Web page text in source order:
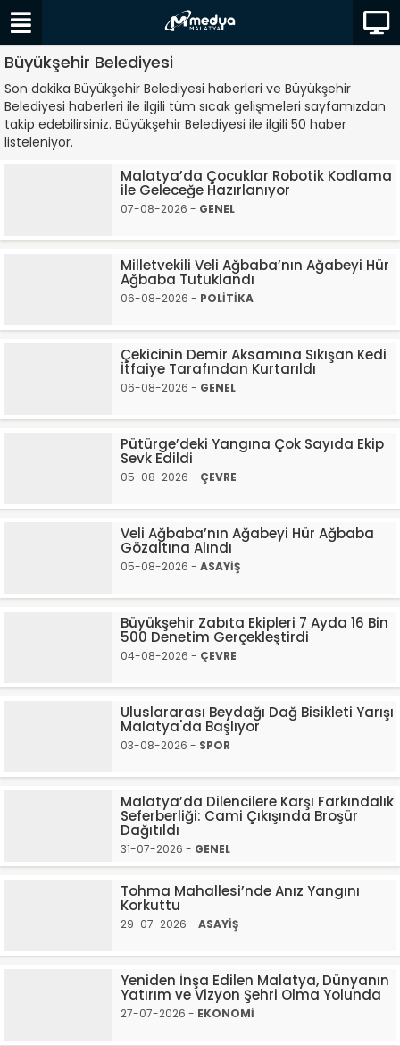
Büyükşehir Belediyesi
Son dakika Büyükşehir Belediyesi haberleri ve Büyükşehir
Belediyesi haberleri ile ilgili tüm sıcak gelişmeleri sayfamızdan
takip edebilirsiniz. Büyükşehir Belediyesi ile ilgili 50 haber
listeleniyor.
Malatya’da Çocuklar Robotik Kodlama
ile Geleceğe Hazırlanıyor
07-08-2026 - GENEL
Milletvekili Veli Ağbaba’nın Ağabeyi Hür
Ağbaba Tutuklandı
06-08-2026 - POLİTİKA
Çekicinin Demir Aksamına Sıkışan Kedi
İtfaiye Tarafından Kurtarıldı
06-08-2026 - GENEL
Pütürge’deki Yangına Çok Sayıda Ekip
Sevk Edildi
05-08-2026 - ÇEVRE
Veli Ağbaba’nın Ağabeyi Hür Ağbaba
Gözaltına Alındı
05-08-2026 - ASAYİŞ
Büyükşehir Zabıta Ekipleri 7 Ayda 16 Bin
500 Denetim Gerçekleştirdi
04-08-2026 - ÇEVRE
Uluslararası Beydağı Dağ Bisikleti Yarışı
Malatya'da Başlıyor
03-08-2026 - SPOR
Malatya’da Dilencilere Karşı Farkındalık
Seferberliği: Cami Çıkışında Broşür
Dağıtıldı
31-07-2026 - GENEL
Tohma Mahallesi’nde Anız Yangını
Korkuttu
29-07-2026 - ASAYİŞ
Yeniden İnşa Edilen Malatya, Dünyanın
Yatırım ve Vizyon Şehri Olma Yolunda
27-07-2026 - EKONOMİ